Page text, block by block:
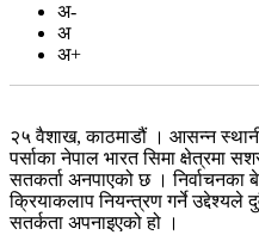
अ-
अ
अ+
२५ वैशाख, काठमाडौं । आसन्न
पर्साका नेपाल भारत सिमा क्षेत्रमा
सतकर्ता अनपाएको छ । निर्वाचनका
क्रियाकलाप नियन्त्रण गर्ने उद्देश्यले
सतर्कता अपनाइएको हो ।